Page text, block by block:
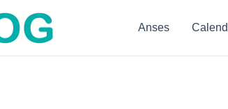
Anses